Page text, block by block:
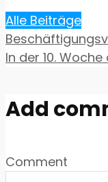
Alle Beiträge
In der 10.
Add
Comment